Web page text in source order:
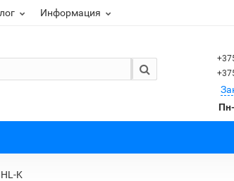
Информация
K